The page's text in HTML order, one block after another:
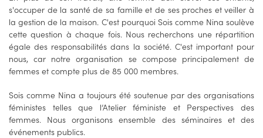
s'occuper de la santé de sa famille et de ses proches et veiller à
la gestion de la maison. C'est pourquoi Sois comme Nina soulève
cette question à chaque fois. Nous recherchons une répartition
égale des responsabilités dans la société. C'est important pour
nous, car notre organisation se compose principalement de
femmes et compte plus de 85 000 membres.
Sois comme Nina a toujours été soutenue par des organisations
féministes telles que l’Atelier féministe et Perspectives des
femmes. Nous organisons ensemble des séminaires et des
événements publics.